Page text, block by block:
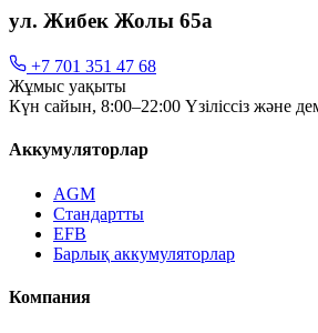
ул. Жибек Жолы 65а
+7 701 351 47 68
Жұмыс уақыты
Күн сайын, 8:00–22:00 Үзіліссіз және
Аккумуляторлар
AGM
Стандартты
EFB
Барлық аккумуляторлар
Компания